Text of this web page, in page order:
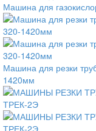
Машина для
Машина для резки
1420мм